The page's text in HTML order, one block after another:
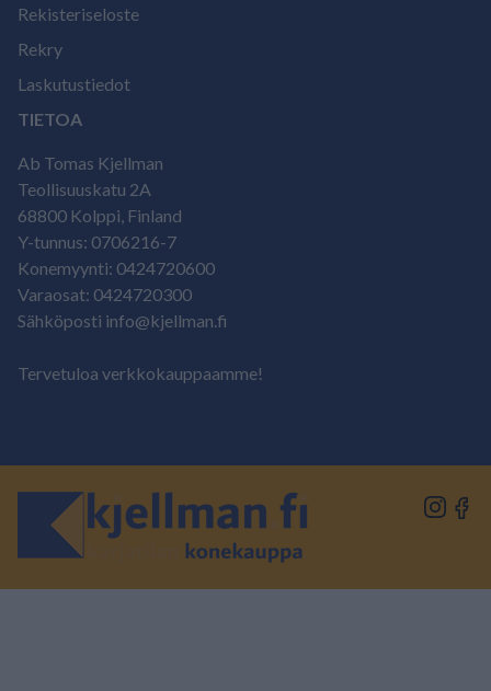
Rekisteriseloste
Rekry
Laskutustiedot
TIETOA
Ab Tomas Kjellman
Teollisuuskatu 2A
68800 Kolppi, Finland
Y-tunnus: 0706216-7
Konemyynti: 0424720600
Varaosat: 0424720300
Sähköposti info@kjellman.fi
Tervetuloa verkkokauppaamme!